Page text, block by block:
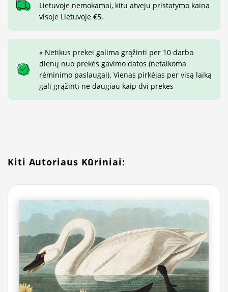
Lietuvoje nemokamai, kitu atveju pristatymo kaina
visoje Lietuvoje €5.
« Netikus prekei galima grąžinti per 10 darbo
dienų nuo prekės gavimo datos (netaikoma
rėminimo paslaugai). Vienas pirkėjas per visą laiką
gali grąžinti ne daugiau kaip dvi prekes
Kiti Autoriaus Kūriniai: